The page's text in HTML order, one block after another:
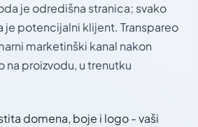
je odredišna stranica; svako
je potencijalni klijent. Transpareo
marketinški kanal nakon
proizvodu, u trenutku
domena, boje i logo - vaši